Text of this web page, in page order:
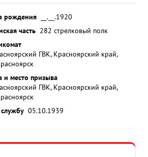
рождения
__.__.1920
часть 282 стрелковый полк
ГВК, Красноярский край,
и место призыва
ГВК, Красноярский край,
05.10.1939